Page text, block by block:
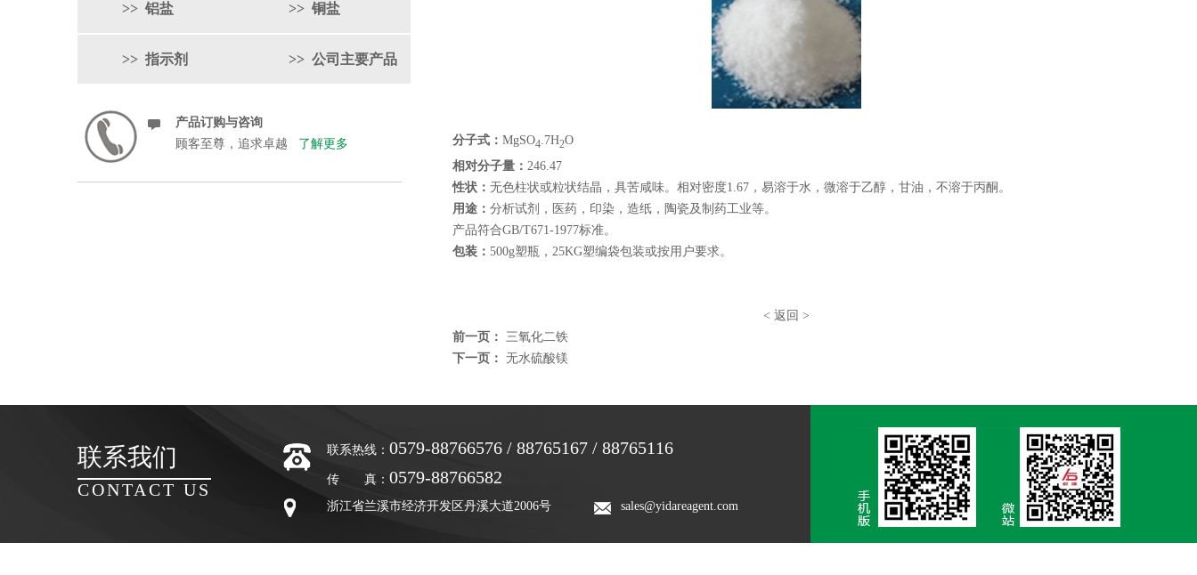
>> 铝盐 >> 铜盐
>> 指示剂 >> 公司主要产品
产品订购与咨询
顾客至尊，追求卓越 了解更多 分子式： MgSO4.7H2O
相对分子量： 246.47
性状： 无色柱状或粒状结晶，具苦咸味。相对密度1.67，易溶于水，微溶于乙醇，甘油，不溶于丙酮。
用途： 分析试剂，医药，印染，造纸，陶瓷及制药工业等。
产品符合GB/T671-1977标准。
包装： 500g塑瓶，25KG塑编袋包装或按用户要求。
< 返回 >
前一页： 三氧化二铁
下一页： 无水硫酸镁
联系我们
CONTACT US
联系热线： 0579-88766576 / 88765167 / 88765116
传 真： 0579-88766582
浙江省兰溪市经济开发区丹溪大道2006号 sales@yidareagent.com